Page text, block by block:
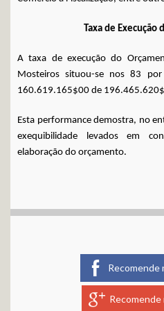
Taxa de Execução
A taxa de execução do
Mosteiros situou-se nos 83
160.619.165$00 de
Esta performance demostra, no
exequibilidade levados em
elaboração do orçamento.
Recomende